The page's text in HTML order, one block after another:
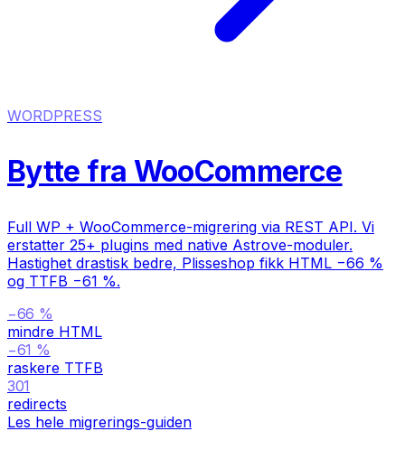
WORDPRESS
Bytte fra WooCommerce
Full WP + WooCommerce-migrering via REST API. Vi
erstatter 25+ plugins med native Astrove-moduler.
Hastighet drastisk bedre, Plisseshop fikk HTML −66 %
og TTFB −61 %.
−66 %
mindre HTML
−61 %
raskere TTFB
301
redirects
Les hele migrerings-guiden